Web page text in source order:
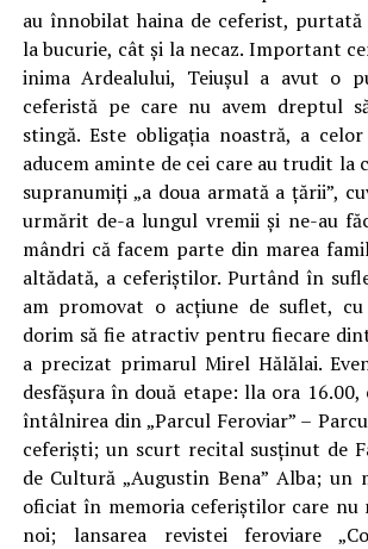
au înnobilat haina de ceferist,
la bucurie, cât şi la necaz. Important
inima Ardealului, Teiuşul a avut o
ceferistă pe care nu avem dreptul
stingă. Este obligaţia noastră, a
aducem amin­te de cei care au trudit la
supranumiţi „a doua armată a ţării”,
urmărit de-a lungul vremii şi ne-au
mândri că facem parte din marea
altădată, a ceferiştilor. Purtând în
am promovat o acţiune de suflet,
dorim să fie atractiv pentru fiecare
a precizat primarul Mirel Hălălai.
desfăşura în două etape: lla ora
întâlnirea din „Parcul Feroviar” –
ceferişti; un scurt recital susţinut de
de Cultură „Augustin Bena” Alba; un
oficiat în memoria ceferiştilor care
noi; lansarea revistei fero­viare